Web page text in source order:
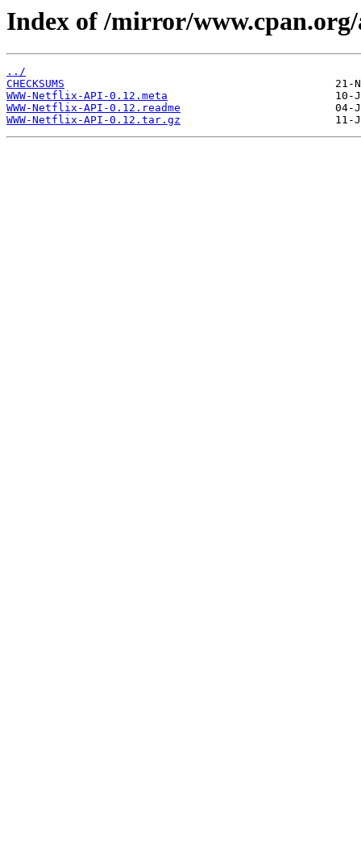
Index of /mirror/
../
CHECKSUMS
WWW-Netflix-API-0.12.meta
WWW-Netflix-API-0.12.readme
WWW-Netflix-API-0.12.tar.gz